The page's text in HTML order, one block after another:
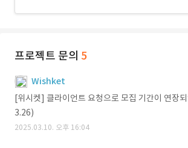
프로젝트 문의 5
Wishket
[위시켓] 클라이언트 요청으로 모집 기간이 연장
3.26)
2025.03.10. 오후 16:04